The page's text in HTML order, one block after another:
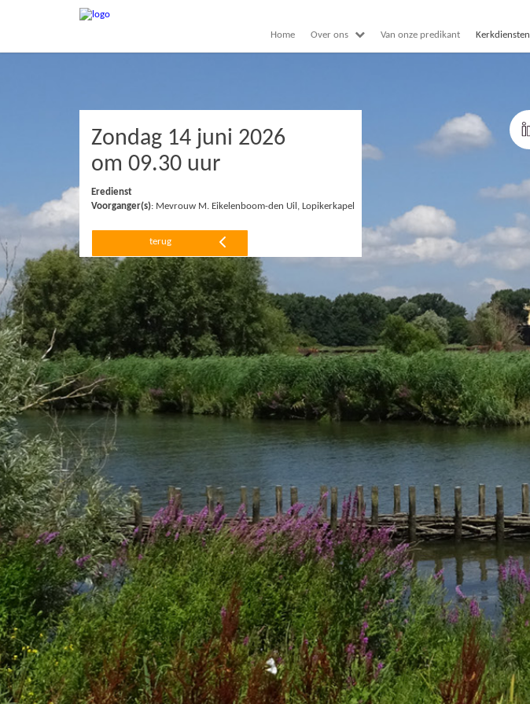
Home Over ons Van onze predikant Kerkdiensten
Zondag 14 juni 2026
om 09.30 uur
Eredienst
Voorganger(s): Mevrouw M. Eikelenboom-den Uil, Lopikerkapel
terug